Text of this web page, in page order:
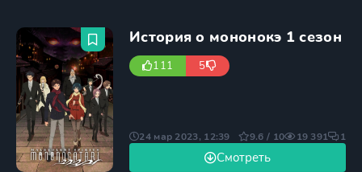
История о мононокэ 1 сезон
111 5
Смотреть
24 мар 2023, 12:39 9.6 / 10 19 391 1